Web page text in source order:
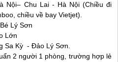
Nội– Chu Lai - Hà Nội (Chiều đi
chiều về bay Vietjet).
Lý Sơn
Lớn
Sa Kỳ -Đảo Lý Sơn
2 người 1 phòng, trường hợp lẻ